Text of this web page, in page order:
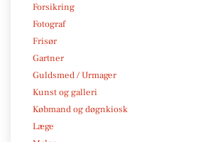
Forsikring
Fotograf
Frisør
Gartner
Guldsmed / Urmager
Kunst og galleri
Købmand og døgnkiosk
Læge